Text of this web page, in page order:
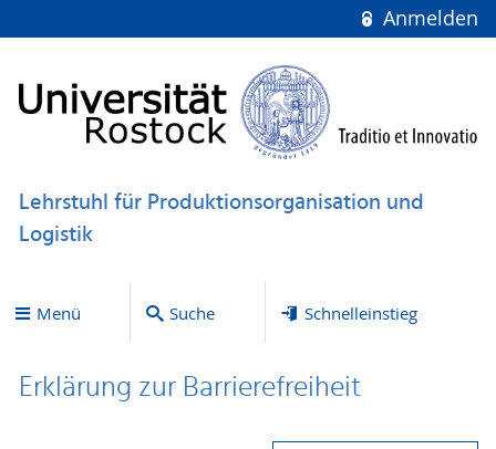
Anmelden
Lehrstuhl für Produktionsorganisation und
Logistik
Menü Suche Schnelleinstieg
Erklärung zur Bar­ri­e­re­frei­heit